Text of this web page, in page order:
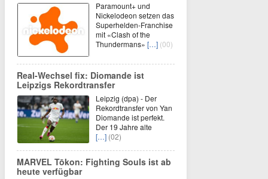
Paramount+ und
Nickelodeon setzen das
Superhelden-Franchise
mit «Clash of the
Thundermans» […] (00)
Real-Wechsel fix: Diomande ist
Leipzigs Rekordtransfer
Leipzig (dpa) - Der
Rekordtransfer von Yan
Diomande ist perfekt.
Der 19 Jahre alte
[…] (02)
MARVEL Tōkon: Fighting Souls ist ab
heute verfügbar